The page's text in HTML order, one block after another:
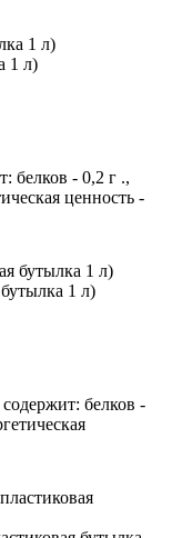
1 л)
белков - 0,2 г .,
ценность -
1 л)
белков -